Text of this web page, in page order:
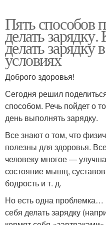
Пять способов
делать зарядку.
делать
условиях
Доброго здоровья!
Сегодня решил
способом. Речь пойдет о
день выполнять зарядку.
Все знают о том, что
полезны для здоровья.
человеку многое —
состояние мышц,
бодрость и т. д.
Но есть одна проблемка…
себя делать зарядку